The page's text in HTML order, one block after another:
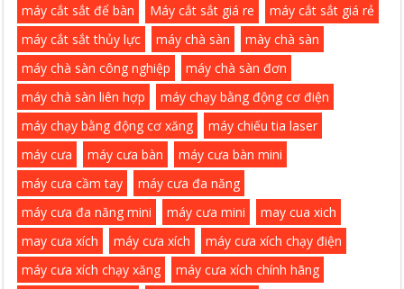
máy cắt sắt để bàn
Máy cắt sắt giá re
máy cắt sắt giá rẻ
máy cắt sắt thủy lực
máy chà sàn
mày chà sàn
máy chà sàn công nghiệp
máy chà sàn đơn
máy chà sàn liên hợp
máy chạy bằng động cơ điện
máy chạy bằng động cơ xăng
máy chiếu tia laser
máy cưa
máy cưa bàn
máy cưa bàn mini
máy cưa cầm tay
máy cưa đa năng
máy cưa đa năng mini
máy cưa mini
may cua xich
may cưa xích
máy cưa xích
máy cưa xích chạy điện
máy cưa xích chạy xăng
máy cưa xích chính hãng